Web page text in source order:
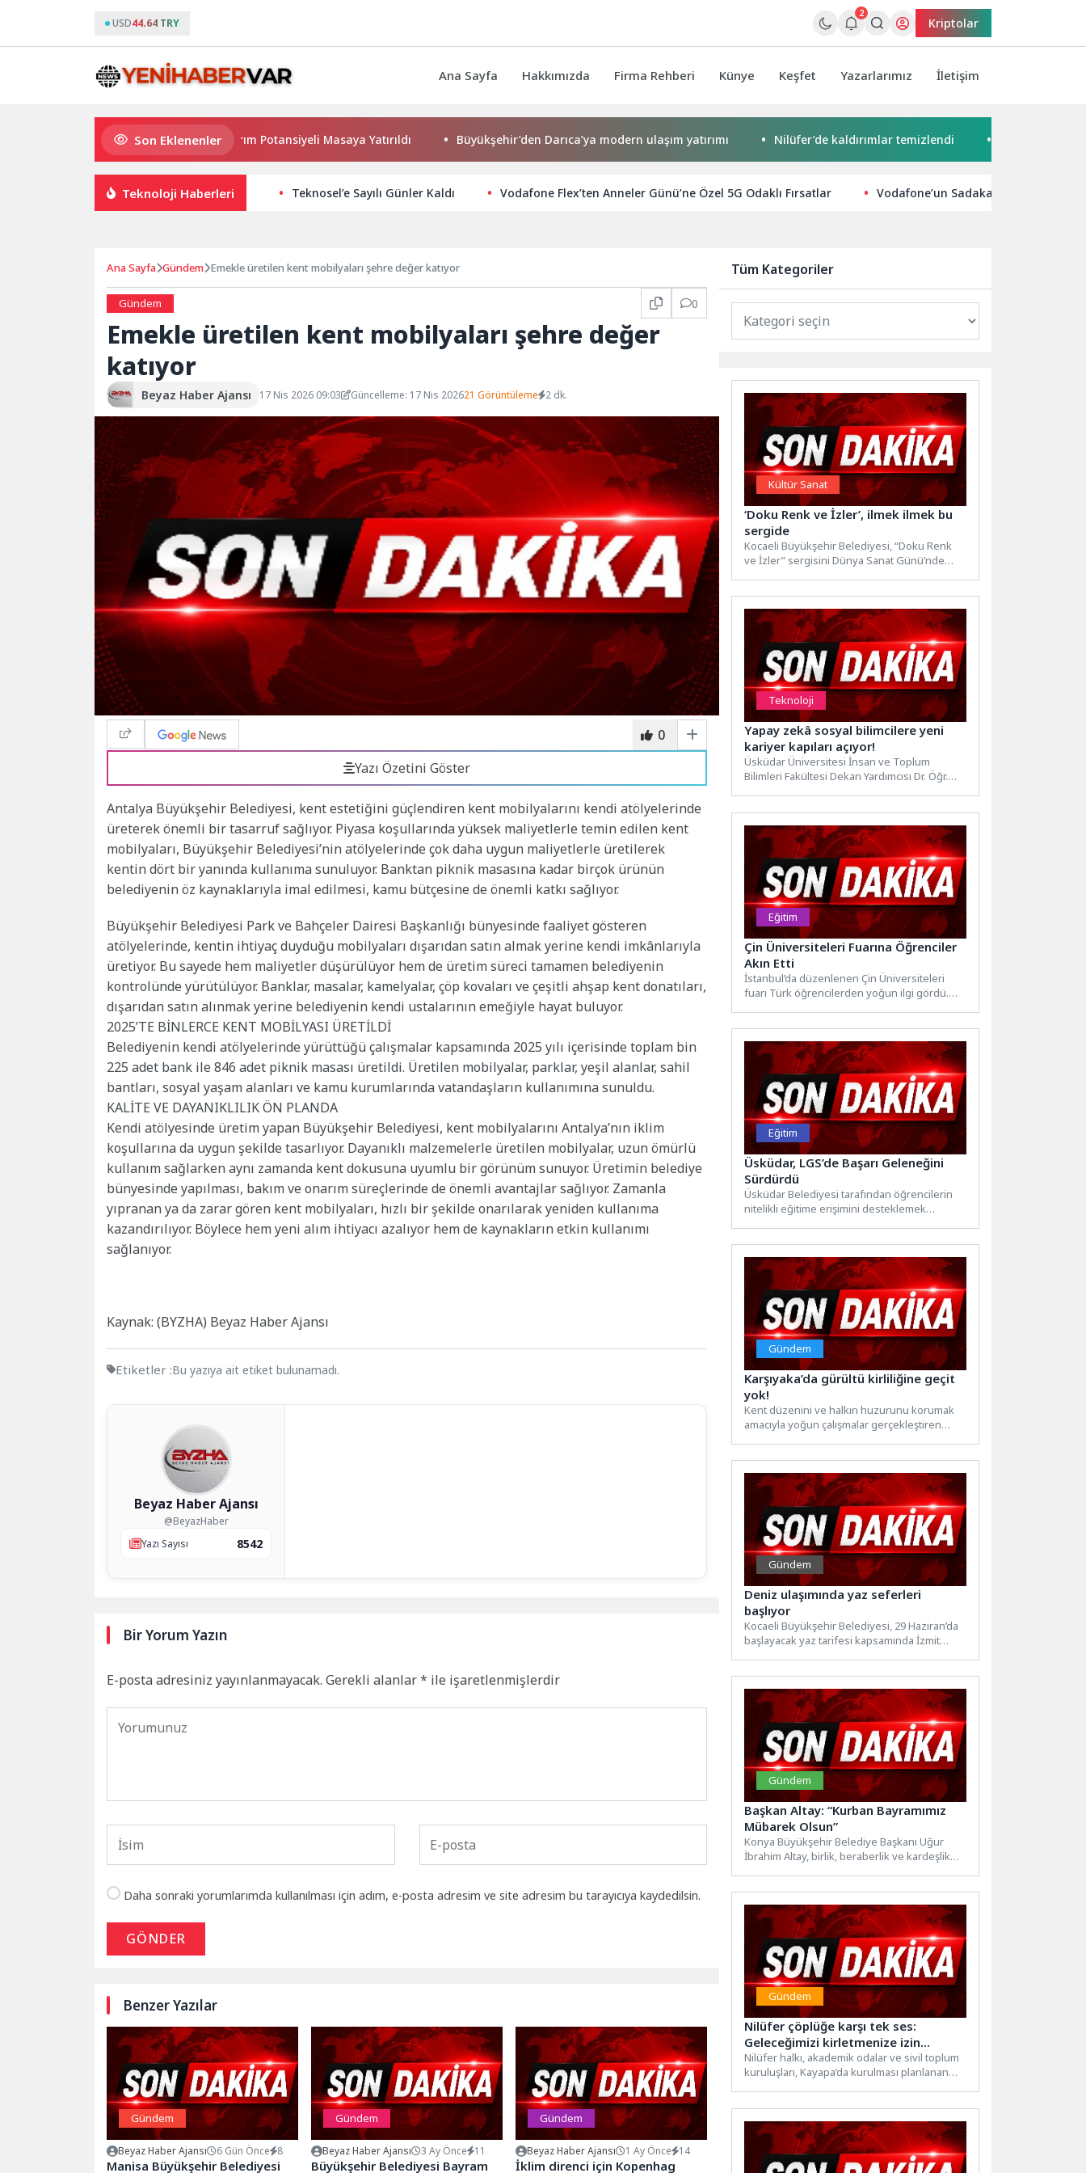
USD44.64 TRY
2
Kriptolar
Ana Sayfa Hakkımızda Firma Rehberi Künye Keşfet Yazarlarımız İletişim
Son Eklenenler
Haymana’nın Geleceği ve Yatırım Potansiyeli Masaya Yatırıldı Büyükşehir’den Darıca’ya modern ulaşım yatırımı Nilüfer’de kaldırımlar temizlendi Başkan
Teknoloji Haberleri Teknosel’e Sayılı Günler Kaldı Vodafone Flex’ten Anneler Günü’ne Özel 5G Odaklı Fırsatlar Vodafone’un Sadakat Platformu
Ana Sayfa Gündem Emekle üretilen kent mobilyaları şehre değer katıyor
Gündem 0
Emekle üretilen kent mobilyaları şehre değer
katıyor
Beyaz Haber Ajansı 17 Nis 2026 09:03 Güncelleme: 17 Nis 202621 Görüntüleme 2 dk.
0
Yazı Özetini Göster
Antalya Büyükşehir Belediyesi, kent estetiğini güçlendiren kent mobilyalarını kendi atölyelerinde
üreterek önemli bir tasarruf sağlıyor. Piyasa koşullarında yüksek maliyetlerle temin edilen kent
mobilyaları, Büyükşehir Belediyesi’nin atölyelerinde çok daha uygun maliyetlerle üretilerek
kentin dört bir yanında kullanıma sunuluyor. Banktan piknik masasına kadar birçok ürünün
belediyenin öz kaynaklarıyla imal edilmesi, kamu bütçesine de önemli katkı sağlıyor.
Büyükşehir Belediyesi Park ve Bahçeler Dairesi Başkanlığı bünyesinde faaliyet gösteren
atölyelerinde, kentin ihtiyaç duyduğu mobilyaları dışarıdan satın almak yerine kendi imkânlarıyla
üretiyor. Bu sayede hem maliyetler düşürülüyor hem de üretim süreci tamamen belediyenin
kontrolünde yürütülüyor. Banklar, masalar, kamelyalar, çöp kovaları ve çeşitli ahşap kent donatıları,
dışarıdan satın alınmak yerine belediyenin kendi ustalarının emeğiyle hayat buluyor.
2025’TE BİNLERCE KENT MOBİLYASI ÜRETİLDİ
Belediyenin kendi atölyelerinde yürüttüğü çalışmalar kapsamında 2025 yılı içerisinde toplam bin
225 adet bank ile 846 adet piknik masası üretildi. Üretilen mobilyalar, parklar, yeşil alanlar, sahil
bantları, sosyal yaşam alanları ve kamu kurumlarında vatandaşların kullanımına sunuldu.
KALİTE VE DAYANIKLILIK ÖN PLANDA
Kendi atölyesinde üretim yapan Büyükşehir Belediyesi, kent mobilyalarını Antalya’nın iklim
koşullarına da uygun şekilde tasarlıyor. Dayanıklı malzemelerle üretilen mobilyalar, uzun ömürlü
kullanım sağlarken aynı zamanda kent dokusuna uyumlu bir görünüm sunuyor. Üretimin belediye
bünyesinde yapılması, bakım ve onarım süreçlerinde de önemli avantajlar sağlıyor. Zamanla
yıpranan ya da zarar gören kent mobilyaları, hızlı bir şekilde onarılarak yeniden kullanıma
kazandırılıyor. Böylece hem yeni alım ihtiyacı azalıyor hem de kaynakların etkin kullanımı
sağlanıyor.
Kaynak: (BYZHA) Beyaz Haber Ajansı
Etiketler :Bu yazıya ait etiket bulunamadı.
Beyaz Haber Ajansı
@BeyazHaber
Yazı Sayısı
8542
Bir Yorum Yazın
E-posta adresiniz yayınlanmayacak. Gerekli alanlar* ile işaretlenmişlerdir
Daha sonraki yorumlarımda kullanılması için adım, e-posta adresim ve site adresim bu tarayıcıya kaydedilsin.
GÖNDER
Benzer Yazılar
Gündem
Beyaz Haber Ajansı 6 Gün Önce 8
Manisa Büyükşehir Belediyesi
Gündem
Beyaz Haber Ajansı 3 Ay Önce 11
Büyükşehir Belediyesi Bayram
Gündem
Beyaz Haber Ajansı 1 Ay Önce 14
İklim direnci için Kopenhag
Tüm Kategoriler
Kültür Sanat
‘Doku Renk ve İzler’, ilmek ilmek bu
sergide
Kocaeli Büyükşehir Belediyesi, “Doku Renk
ve İzler” sergisini Dünya Sanat Günü’nde
Teknoloji
Yapay zekâ sosyal bilimcilere yeni
kariyer kapıları açıyor!
Üsküdar Üniversitesi İnsan ve Toplum
Bilimleri Fakültesi Dekan Yardımcısı Dr. Öğr.
Eğitim
Çin Üniversiteleri Fuarına Öğrenciler
Akın Etti
İstanbul’da düzenlenen Çin Üniversiteleri
fuarı Türk öğrencilerden yoğun ilgi gördü.
Eğitim
Üsküdar, LGS’de Başarı Geleneğini
Sürdürdü
Üsküdar Belediyesi tarafından öğrencilerin
nitelikli eğitime erişimini desteklemek
Gündem
Karşıyaka’da gürültü kirliliğine geçit
yok!
Kent düzenini ve halkın huzurunu korumak
amacıyla yoğun çalışmalar gerçekleştiren
Gündem
Deniz ulaşımında yaz seferleri
başlıyor
Kocaeli Büyükşehir Belediyesi, 29 Haziran’da
başlayacak yaz tarifesi kapsamında İzmit
Gündem
Başkan Altay: “Kurban Bayramımız
Mübarek Olsun”
Konya Büyükşehir Belediye Başkanı Uğur
İbrahim Altay, birlik, beraberlik ve kardeşlik
Gündem
Nilüfer çöplüğe karşı tek ses:
Geleceğimizi kirletmenize izin
vermeyeceğiz
Nilüfer halkı, akademik odalar ve sivil toplum
kuruluşları, Kayapa’da kurulması planlanan